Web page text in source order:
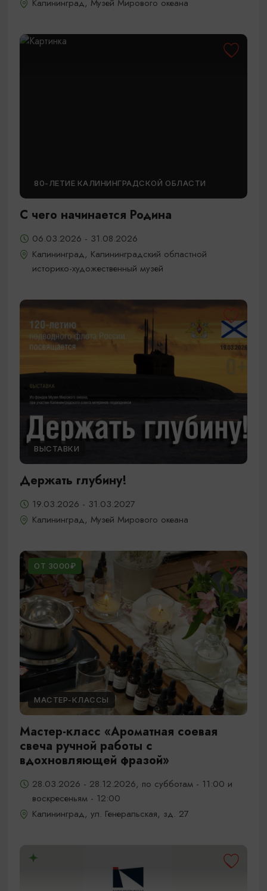
Калининград, Музей Мирового океана
80-ЛЕТИЕ КАЛИНИНГРАДСКОЙ ОБЛАСТИ
С чего начинается Родина
06.03.2026 - 31.08.2026
Калининград, Калининградский областной
историко-художественный музей
ВЫСТАВКИ
Держать глубину!
19.03.2026 - 31.03.2027
Калининград, Музей Мирового океана
ОТ 3000₽
МАСТЕР-КЛАССЫ
Мастер-класс «Ароматная соевая
свеча ручной работы с
вдохновляющей фразой»
28.03.2026 - 28.12.2026, по субботам - 11:00 и
воскресеньям - 12:00
Калининград, ул. Генеральская, зд. 27